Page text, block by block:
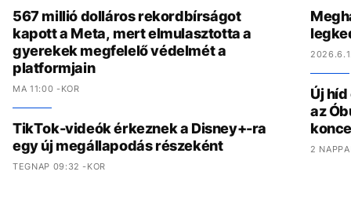
567 millió dolláros rekordbírságot
kapott a Meta, mert elmulasztotta a
gyerekek megfelelő védelmét a
platformjain
MA 11:00 -KOR
TikTok-videók érkeznek a Disney+-ra
egy új megállapodás részeként
TEGNAP 09:32 -KOR
Új
az
2